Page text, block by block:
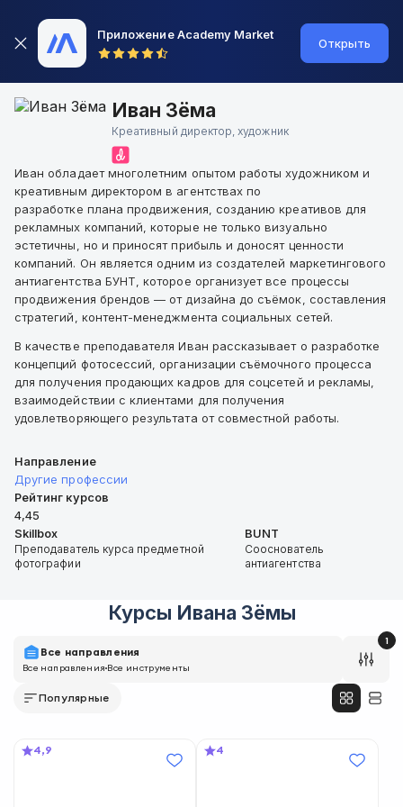
Приложение Academy Market
Открыть
Иван Зёма
Креативный директор, художник
Иван обладает многолетним опытом работы художником и
креативным директором в агентствах по
разработке плана продвижения, созданию креативов для
рекламных компаний, которые не только визуально
эстетичны, но и приносят прибыль и доносят ценности
компаний. Он является одним из создателей маркетингового
антиагентства БУНТ, которое организует все процессы
продвижения брендов — от дизайна до съёмок, составления
стратегий, контент-менеджмента социальных сетей.
В качестве преподавателя Иван рассказывает о разработке
концепций фотосессий, организации съёмочного процесса
для получения продающих кадров для соцсетей и рекламы,
взаимодействии с клиентами для получения
удовлетворяющего результата от совместной работы.
Направление
Другие профессии
Рейтинг курсов
4,45
Skillbox
Преподаватель курса предметной
фотографии
BUNT
Сооснователь
антиагентства
Курсы Ивана Зёмы
Все направления
Все направленияВсе инструменты
1
Популярные
4,9 4